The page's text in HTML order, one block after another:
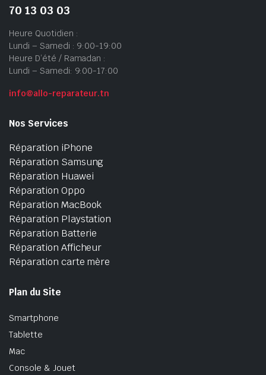
70 13 03 03
Heure Quotidien :
Lundi – Samedi : 9:00-19:00
Heure D’été / Ramadan :
Lundi – Samedi: 9:00-17:00
info@allo-reparateur.tn
Nos Services
Réparation iPhone
Réparation Samsung
Réparation Huawei
Réparation Oppo
Réparation MacBook
Réparation Playstation
Réparation Batterie
Réparation Afficheur
Réparation carte mère
Plan du Site
Smartphone
Tablette
Mac
Console & Jouet